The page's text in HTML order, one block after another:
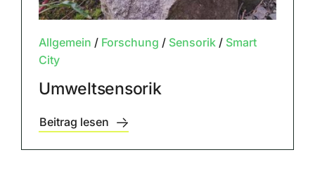
Allgemein / Forschung / Sensorik/ Smart
City
Umweltsensorik
Beitrag lesen